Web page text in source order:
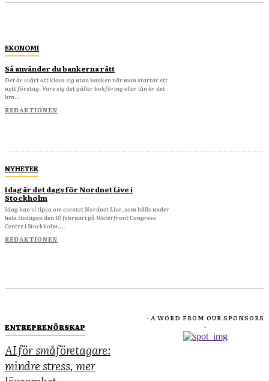
EKONOMI
Så använder du bankerna rätt
Det är svårt att klara sig utan banken när man startar ett
nytt företag. Vare sig det gäller bokföring eller lån är det
bra...
REDAKTIONEN
NYHETER
Idag är det dags för Nordnet Live i
Stockholm
Idag kan vi tipsa om eventet Nordnet Live, som hålls under
hela tisdagen den 10 februari på Waterfront Congress
Centre i Stockholm....
REDAKTIONEN
ENTREPRENÖRSKAP
AI för småföretagare:
mindre stress, mer
- A WORD FROM OUR SPONSORS
-